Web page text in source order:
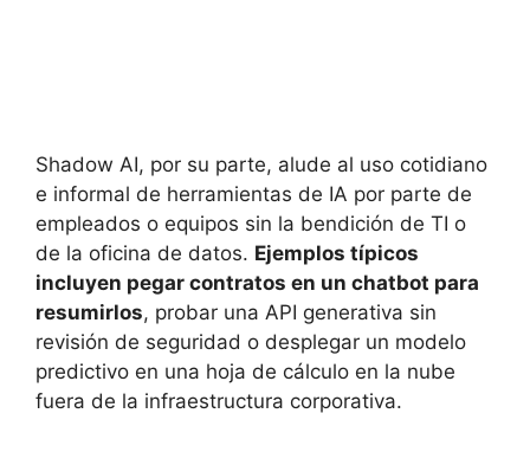
Shadow AI, por su parte, alude al uso cotidiano
e informal de herramientas de IA por parte de
empleados o equipos sin la bendición de TI o
de la oficina de datos. Ejemplos típicos
incluyen pegar contratos en un chatbot para
resumirlos, probar una API generativa sin
revisión de seguridad o desplegar un modelo
predictivo en una hoja de cálculo en la nube
fuera de la infraestructura corporativa.